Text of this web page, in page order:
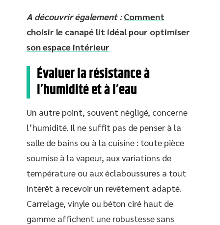
A découvrir également : Comment
choisir le canapé lit idéal pour optimiser
son espace intérieur
Évaluer la résistance à
l’humidité et à l’eau
Un autre point, souvent négligé, concerne
l’humidité. Il ne suffit pas de penser à la
salle de bains ou à la cuisine : toute pièce
soumise à la vapeur, aux variations de
température ou aux éclaboussures a tout
intérêt à recevoir un revêtement adapté.
Carrelage, vinyle ou béton ciré haut de
gamme affichent une robustesse sans